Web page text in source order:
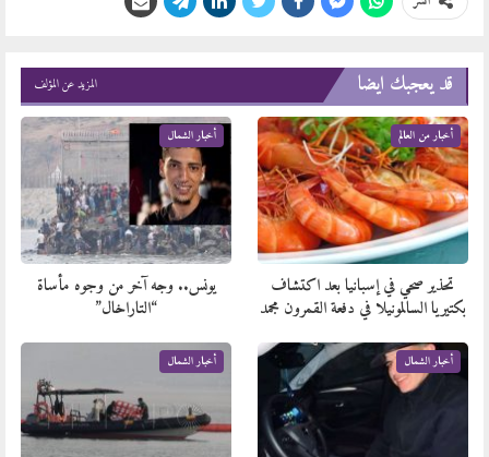
قد يعجبك ايضا المزيد عن المؤلف
أخبار من العالم
تحذير صحي في إسبانيا بعد اكتشاف
بكتيريا السالمونيلا في دفعة القمرون مجمد
أخبار الشمال
يونس.. وجه آخر من وجوه مأساة
“التاراخال”
أخبار الشمال أخبار الشمال